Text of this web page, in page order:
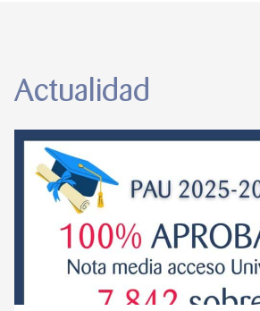
Actualidad